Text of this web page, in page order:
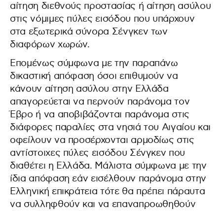
αίτηση διεθνούς προστασίας ή αίτηση ασύλου
στις νόμιμες πύλες εισόδου που υπάρχουν
στα εξωτερικά σύνορα Σένγκεν των
διαφόρων χωρών.
Επομένως σύμφωνα με την παραπάνω
δικαστική απόφαση όσοι επιθυμούν να
κάνουν αίτηση ασύλου στην Ελλάδα
απαγορεύεται να περνούν παράνομα τον
Έβρο ή να αποβιβάζονται παράνομα στις
διάφορες παραλίες στα νησιά του Αιγαίου και
οφείλουν να προσέρχονται αρμοδίως στις
αντίστοιχες πύλες εισόδου Σένγκεν που
διαθέτει η Ελλάδα. Μάλιστα σύμφωνα με την
ίδια απόφαση εάν εισέλθουν παράνομα στην
Ελληνική επικράτεια τότε θα πρέπει πάραυτα
να συλληφθούν και να επαναπροωθηθούν